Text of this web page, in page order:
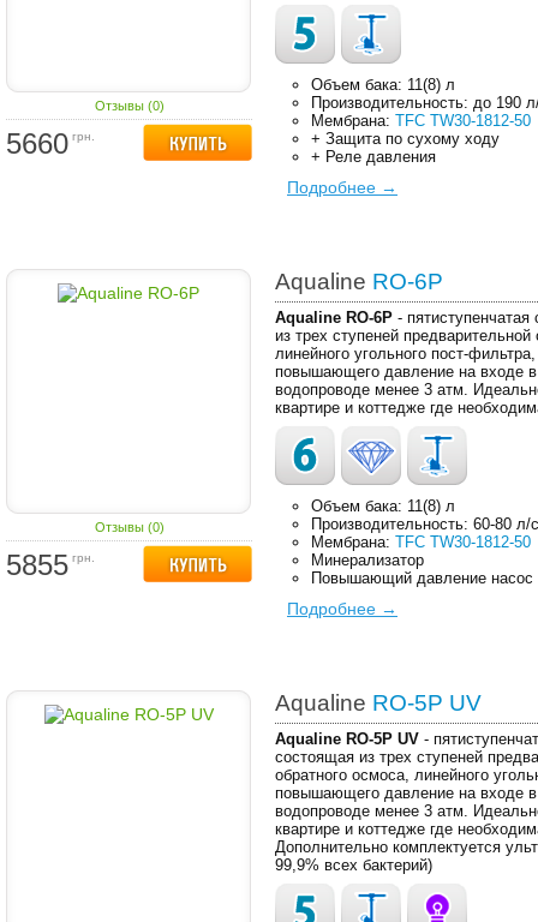
Отзывы (0)
5660 грн.
Объем бака: 11(8) л
Производительность: до 190
Мембрана: TFC TW30-1812-50
+ Защита по сухому ходу
+ Реле давления
Подробнее →
Отзывы (0)
5855 грн.
Aqualine RO-6P
Aqualine RO-6P -
из трех ступеней
линейного угольного пост-
повышающего давление на входе
водопроводе менее 3 атм.
квартире и коттедже где
Объем бака: 11(8) л
Производительность: 60-80 л/
Мембрана: TFC TW30-1812-50
Минерализатор
Повышающий давление насос
Подробнее →
Aqualine RO-5P UV
Aqualine RO-5P UV -
состоящая из трех ступеней
обратного осмоса, линейного
повышающего давление на входе
водопроводе менее 3 атм.
квартире и коттедже где
Дополнительно комплектуется
99,9% всех бактерий)